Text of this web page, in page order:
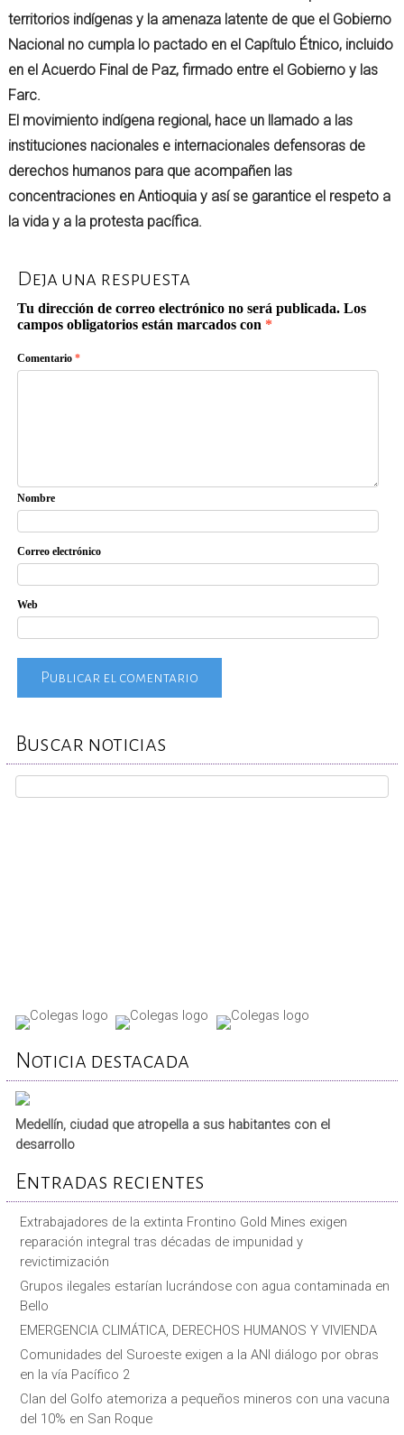
territorios indígenas y la amenaza latente de que el Gobierno
Nacional no cumpla lo pactado en el Capítulo Étnico, incluido
en el Acuerdo Final de Paz, firmado entre el Gobierno y las
Farc.
El movimiento indígena regional, hace un llamado a las
instituciones nacionales e internacionales defensoras de
derechos humanos para que acompañen las
concentraciones en Antioquia y así se garantice el respeto a
la vida y a la protesta pacífica.
Deja una respuesta
Tu dirección de correo electrónico no será publicada. Los
campos obligatorios están marcados con *
Comentario*
Nombre
Correo electrónico
Web
Buscar noticias
Noticia destacada
Medellín, ciudad que atropella a sus habitantes con el
desarrollo
Entradas recientes
Extrabajadores de la extinta Frontino Gold Mines exigen
reparación integral tras décadas de impunidad y
revictimización
Grupos ilegales estarían lucrándose con agua contaminada en
Bello
EMERGENCIA CLIMÁTICA, DERECHOS HUMANOS Y VIVIENDA
Comunidades del Suroeste exigen a la ANI diálogo por obras
en la vía Pacífico 2
Clan del Golfo atemoriza a pequeños mineros con una vacuna
del 10% en San Roque